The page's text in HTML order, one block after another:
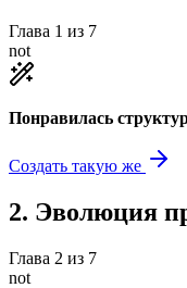
Глава 1 из 7
not
Понравилась
Создать такую же
2. Эволюция
Глава 2 из 7
not